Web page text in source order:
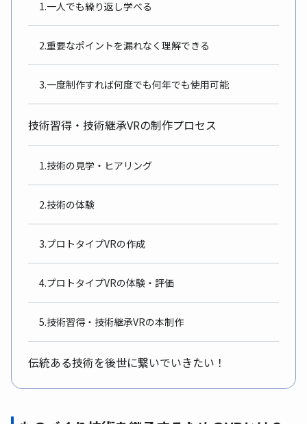
1.一人でも繰り返し学べる
2.重要なポイントを漏れなく理解できる
3.一度制作すれば何度でも何年でも使用可能
技術習得・技術継承VRの制作プロセス
1.技術の見学・ヒアリング
2.技術の体験
3.プロトタイプVRの作成
4.プロトタイプVRの体験・評価
5.技術習得・技術継承VRの本制作
伝統ある技術を後世に繋いでいきたい！